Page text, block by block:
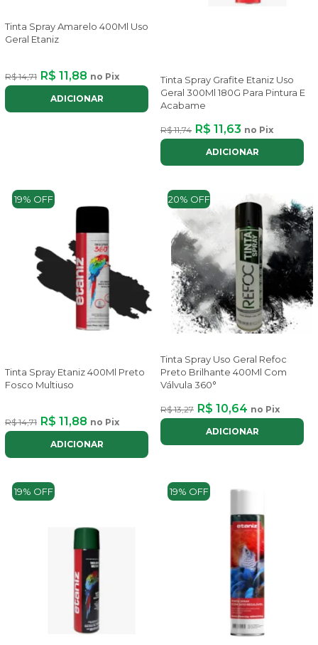
Tinta Spray Amarelo 400Ml Uso
Geral Etaniz
R$ 14,71 R$ 11,88 no Pix
ADICIONAR
Tinta Spray Grafite Etaniz Uso
Geral 300Ml 180G Para Pintura E
Acabame
R$ 11,74 R$ 11,63 no Pix
ADICIONAR
19% OFF
Tinta Spray Etaniz 400Ml Preto
Fosco Multiuso
R$ 14,71 R$ 11,88 no Pix
ADICIONAR
20% OFF
Tinta Spray Uso Geral Refoc
Preto Brilhante 400Ml Com
Válvula 360°
R$ 13,27 R$ 10,64 no Pix
ADICIONAR
19% OFF 19% OFF